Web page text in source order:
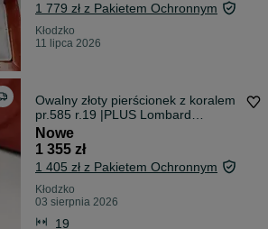
1 779 zł z Pakietem Ochronnym
Kłodzko
11 lipca 2026
Owalny złoty pierścionek z koralem
pr.585 r.19 |PLUS Lombard
KŁODZKO
Nowe
1 355 zł
1 405 zł z Pakietem Ochronnym
Kłodzko
03 sierpnia 2026
19